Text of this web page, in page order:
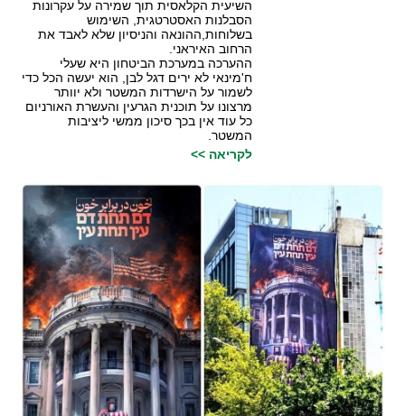
השיעית הקלאסית תוך שמירה על עקרונות
הסבלנות האסטרטגית, השימוש
בשלוחות,ההונאה והניסיון שלא לאבד את
הרחוב האיראני.
ההערכה במערכת הביטחון היא שעלי
ח'מינאי לא ירים דגל לבן, הוא יעשה הכל כדי
לשמור על הישרדות המשטר ולא יוותר
מרצונו על תוכנית הגרעין והעשרת האורניום
כל עוד אין בכך סיכון ממשי ליציבות
המשטר.
לקריאה >>